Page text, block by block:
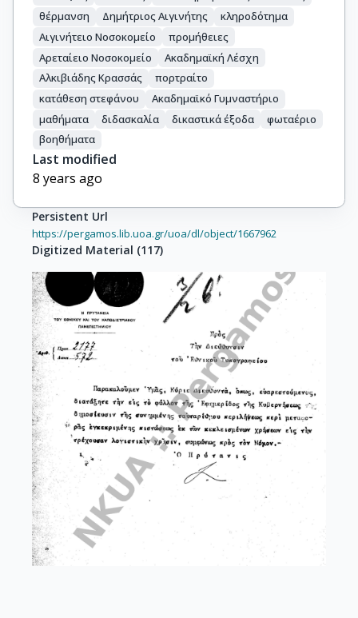
θέρμανση
Δημήτριος Αιγινήτης
κληροδότημα
Αιγινήτειο Νοσοκομείο
προμήθειες
Αρεταίειο Νοσοκομείο
Ακαδημαϊκή Λέσχη
Αλκιβιάδης Κρασσάς
πορτραίτο
κατάθεση στεφάνου
Ακαδημαϊκό Γυμναστήριο
μαθήματα
διδασκαλία δικαστικά έξοδα
φωταέριο
βοηθήματα
Last modified
8 years ago
Persistent Url
https://pergamos.lib.uoa.gr/uoa/dl/object/1667962
Digitized Material (117)